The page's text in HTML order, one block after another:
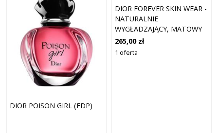
DIOR POISON GIRL (EDP)
DIOR FOREVER SKIN WEAR -
NATURALNIE
WYGŁADZAJĄCY, MATOWY
PODKŁAD, 24H ULTRA
WEAR PODKŁADY 30 ML 1
265,00 zł
1 oferta